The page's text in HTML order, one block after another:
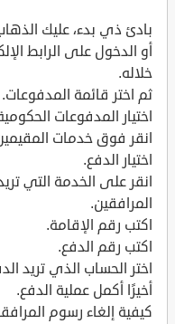
بادئ ذي بدء، عليك
أو الدخول على الرابط
خلاله.
ثم اختر قائمة المدفوعات.
اختيار المدفوعات
انقر فوق خدمات
اختيار الدفع.
انقر على الخدمة التي
المرافقين.
اكتب رقم الإقامة.
اكتب رقم الدفع.
اختر الحساب الذي تريد
أخيرًا أكمل عملية الدفع.
كيفية إلغاء رسوم المرافقة